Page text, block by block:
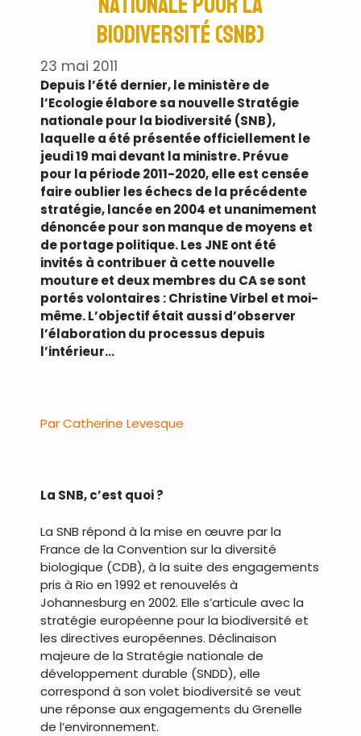
biodiversité (SNB)
23 mai 2011
Depuis l’été dernier, le ministère de
l’Ecologie élabore sa nouvelle Stratégie
nationale pour la biodiversité (SNB),
laquelle a été présentée officiellement le
jeudi 19 mai devant la ministre. Prévue
pour la période 2011-2020, elle est censée
faire oublier les échecs de la précédente
stratégie, lancée en 2004 et unanimement
dénoncée pour son manque de moyens et
de portage politique. Les JNE ont été
invités à contribuer à cette nouvelle
mouture et deux membres du CA se sont
portés volontaires : Christine Virbel et moi-
même. L’objectif était aussi d’observer
l’élaboration du processus depuis
l’intérieur…
Par Catherine Levesque
La SNB, c’est quoi ?
La SNB répond à la mise en œuvre par la
France de la Convention sur la diversité
biologique (CDB), à la suite des engagements
pris à Rio en 1992 et renouvelés à
Johannesburg en 2002. Elle s’articule avec la
stratégie européenne pour la biodiversité et
les directives européennes. Déclinaison
majeure de la Stratégie nationale de
développement durable (SNDD), elle
correspond à son volet biodiversité se veut
une réponse aux engagements du Grenelle
de l’environnement.